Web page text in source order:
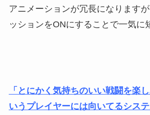
アニメーションが冗長になります
ッションをONにすることで一気に
「とにかく気持ちのいい戦闘を楽
いうプレイヤーには向いてるシステ